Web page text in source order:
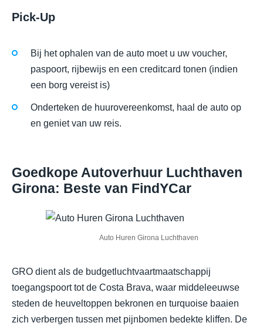
Pick-Up
Bij het ophalen van de auto moet u uw voucher,
paspoort, rijbewijs en een creditcard tonen (indien
een borg vereist is)
Onderteken de huurovereenkomst, haal de auto op
en geniet van uw reis.
Goedkope Autoverhuur Luchthaven
Girona: Beste van FindYCar
Auto Huren Girona Luchthaven
GRO dient als de budgetluchtvaartmaatschappij
toegangspoort tot de Costa Brava, waar middeleeuwse
steden de heuveltoppen bekronen en turquoise baaien
zich verbergen tussen met pijnbomen bedekte kliffen. De